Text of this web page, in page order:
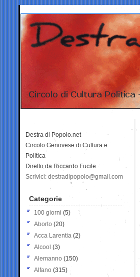
Destra di Popolo.net
Circolo Genovese di Cultura e
Politica
Diretto da Riccardo Fucile
Scrivici: destradipopolo@gmail.com
Categorie
100 giorni (5)
Aborto (20)
Acca Larentia (2)
Alcool (3)
Alemanno (150)
Alfano (315)